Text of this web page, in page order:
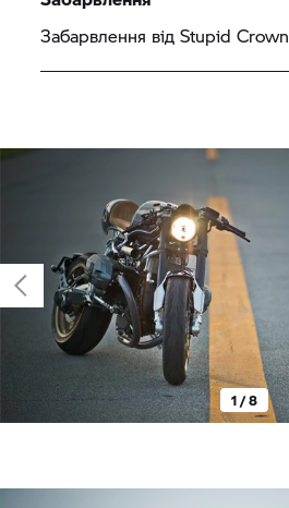
Забарвлення від Stupid Crown
1 / 8